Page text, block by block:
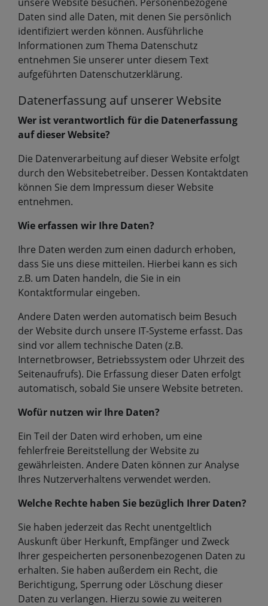
Daten sind alle Daten, mit denen Sie persönlich
identifiziert werden können. Ausführliche
Informationen zum Thema Datenschutz
entnehmen Sie unserer unter diesem Text
aufgeführten Datenschutzerklärung.
Datenerfassung auf unserer Website
Wer ist verantwortlich für die Datenerfassung
auf dieser Website?
Die Datenverarbeitung auf dieser Website erfolgt
durch den Websitebetreiber. Dessen Kontaktdaten
können Sie dem Impressum dieser Website
entnehmen.
Wie erfassen wir Ihre Daten?
Ihre Daten werden zum einen dadurch erhoben,
dass Sie uns diese mitteilen. Hierbei kann es sich
z.B. um Daten handeln, die Sie in ein
Kontaktformular eingeben.
Andere Daten werden automatisch beim Besuch
der Website durch unsere IT-Systeme erfasst. Das
sind vor allem technische Daten (z.B.
Internetbrowser, Betriebssystem oder Uhrzeit des
Seitenaufrufs). Die Erfassung dieser Daten erfolgt
automatisch, sobald Sie unsere Website betreten.
Wofür nutzen wir Ihre Daten?
Ein Teil der Daten wird erhoben, um eine
fehlerfreie Bereitstellung der Website zu
gewährleisten. Andere Daten können zur Analyse
Ihres Nutzerverhaltens verwendet werden.
Welche Rechte haben Sie bezüglich Ihrer Daten?
Sie haben jederzeit das Recht unentgeltlich
Auskunft über Herkunft, Empfänger und Zweck
Ihrer gespeicherten personenbezogenen Daten zu
erhalten. Sie haben außerdem ein Recht, die
Berichtigung, Sperrung oder Löschung dieser
Daten zu verlangen. Hierzu sowie zu weiteren